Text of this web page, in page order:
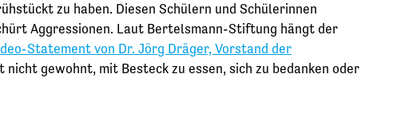
zu haben. Diesen Schülern und Schülerinnen
Aggressionen. Laut Bertelsmann-Stiftung hängt der
Statement von Dr. Jörg Dräger, Vorstand der
gewohnt, mit Besteck zu essen, sich zu bedanken oder